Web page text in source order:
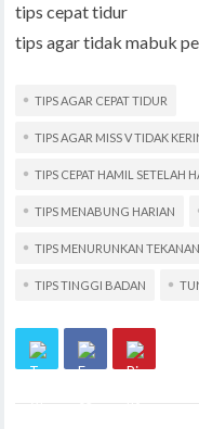
tips cepat tidur
tips agar tidak mabuk
TIPS AGAR CEPAT TIDUR
TIPS AGAR MISS V TIDAK
TIPS CEPAT HAMIL SETELAH
TIPS MENABUNG HARIAN
TIPS MENURUNKAN
TIPS TINGGI BADAN